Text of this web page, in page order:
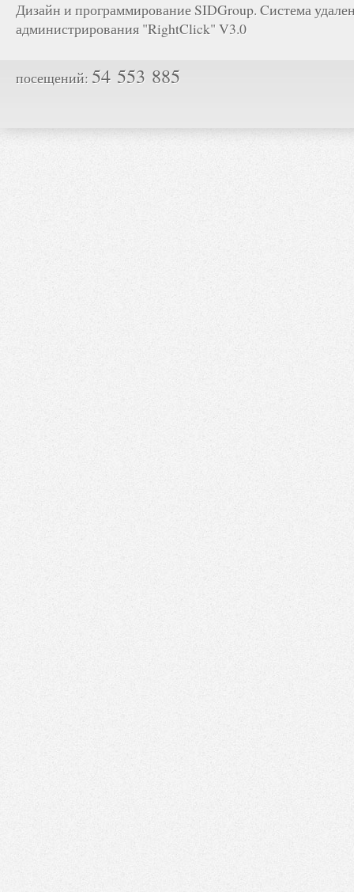
Дизайн и программирование SIDGroup. Cистема
администрирования "RightClick" V3.0
посещений: 54 553 885